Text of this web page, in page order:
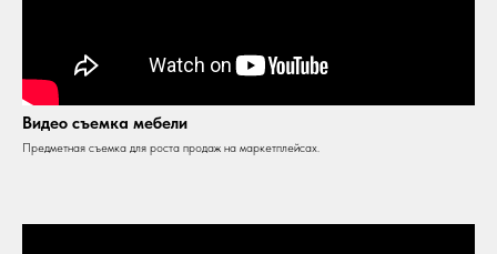
Видео съемка мебели
Предметная съемка для роста продаж на маркетплейсах.